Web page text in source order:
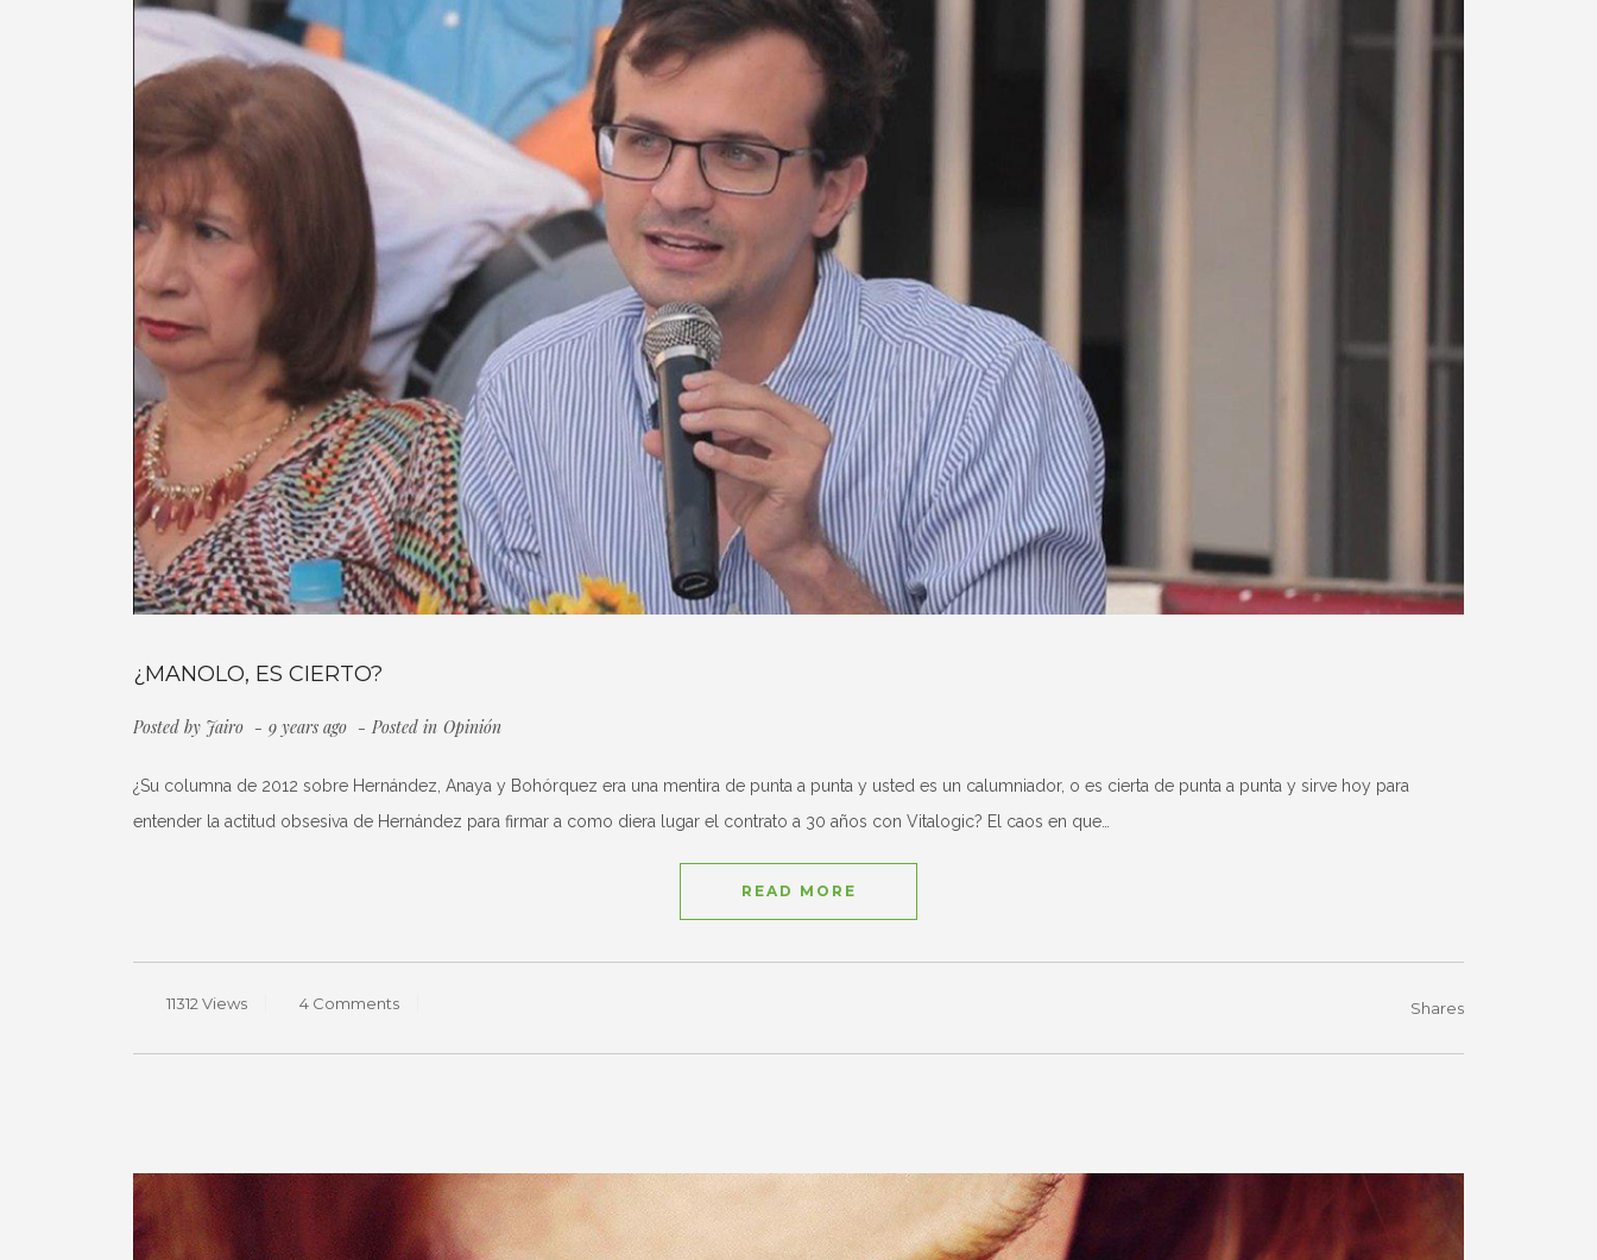
¿MANOLO, ES CIERTO?
Posted by Jairo 9 years ago Posted in Opinión
¿Su columna de 2012 sobre Hernández, Anaya y Bohórquez era una mentira de punta a punta y usted es un calumniador, o es cierta de punta a punta y sirve hoy para
entender la actitud obsesiva de Hernández para firmar a como diera lugar el contrato a 30 años con Vitalogic? El caos en que…
READ MORE
11312 Views 4 Comments Shares